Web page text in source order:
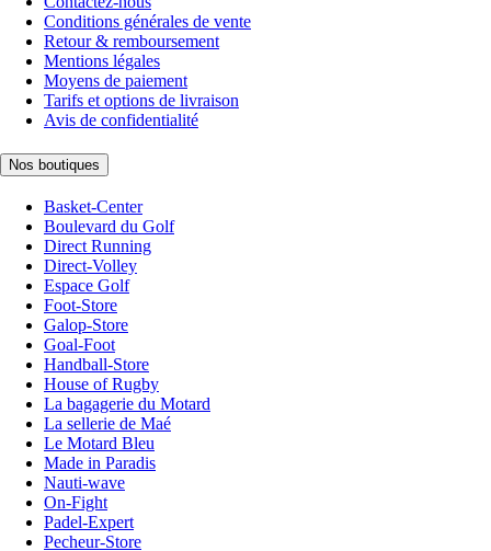
Conditions générales de vente
Retour & remboursement
Mentions légales
Moyens de paiement
Tarifs et options de livraison
Avis de confidentialité
Nos boutiques
Basket-Center
Boulevard du Golf
Direct Running
Direct-Volley
Espace Golf
Foot-Store
Galop-Store
Goal-Foot
Handball-Store
House of Rugby
La bagagerie du Motard
La sellerie de Maé
Le Motard Bleu
Made in Paradis
Nauti-wave
On-Fight
Padel-Expert
Pecheur-Store